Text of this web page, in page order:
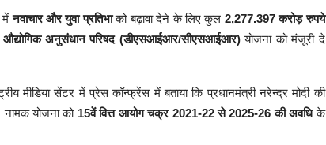
मेंनवाचार और युवा प्रतिभाको बढ़ावा देने के लिए कुल 2,277.397 करोड़ रुपये
औद्योगिक अनुसंधान परिषद (डीएसआईआर/सीएसआईआर)योजना को मंजूरी दे
मीडिया सेंटर में प्रेस कॉन्फ्रेंस में बताया कि प्रधानमंत्री नरेन्द्र मोदी की
नामक योजना को 15वें वित्त आयोग चक्र 2021-22 से 2025-26 की अवधिके